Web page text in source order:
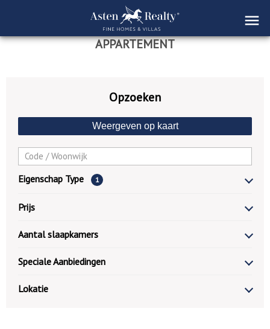
APPARTEMENT
Opzoeken
Weergeven op kaart
Eigenschap Type 1
Prijs
Aantal slaapkamers
Speciale Aanbiedingen
Lokatie